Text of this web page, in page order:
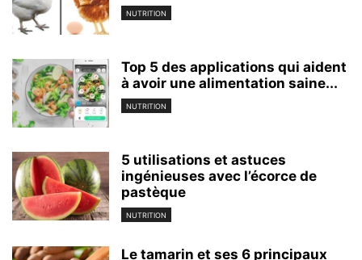
NUTRITION
Top 5 des applications qui aident
à avoir une alimentation saine...
NUTRITION
5 utilisations et astuces
ingénieuses avec l’écorce de
pastèque
NUTRITION
Le tamarin et ses 6 principaux